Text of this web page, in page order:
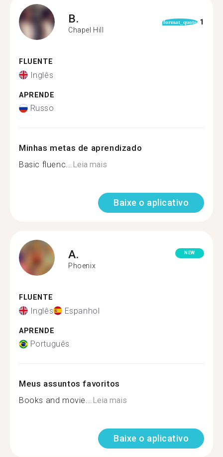
B.
Chapel Hill
format_quote 1
FLUENTE
Inglês
APRENDE
Russo
Minhas metas de aprendizado
Basic fluenc...Leia mais
Baixe o aplicativo
A.
Phoenix
NEW
FLUENTE
Inglês Espanhol
APRENDE
Português
Meus assuntos favoritos
Books and movie...Leia mais
Baixe o aplicativo